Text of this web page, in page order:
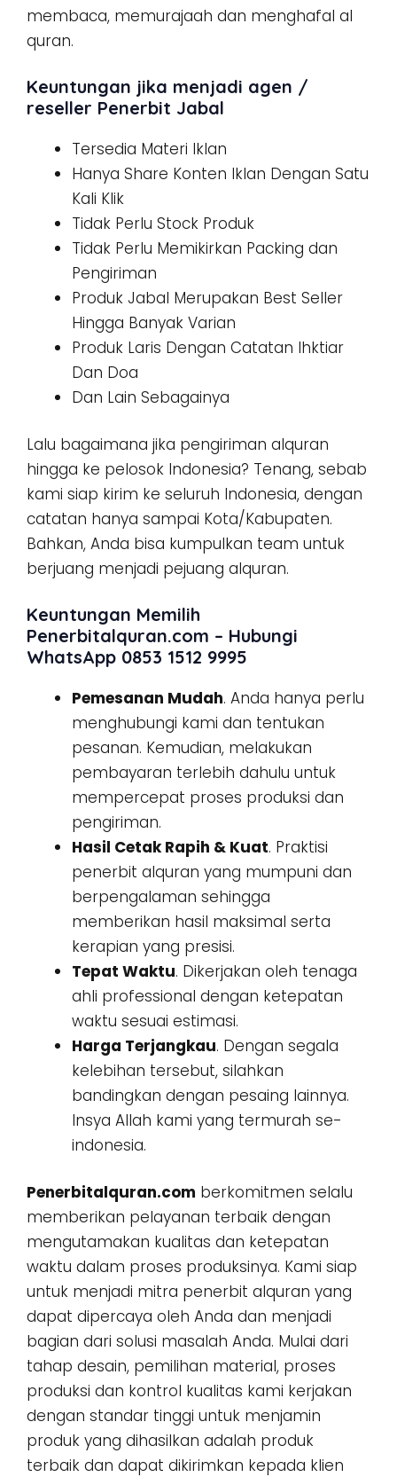
membaca, memurajaah dan menghafal al
quran.
Keuntungan jika menjadi agen /
reseller Penerbit Jabal
Tersedia Materi Iklan
Hanya Share Konten Iklan Dengan Satu
Kali Klik
Tidak Perlu Stock Produk
Tidak Perlu Memikirkan Packing dan
Pengiriman
Produk Jabal Merupakan Best Seller
Hingga Banyak Varian
Produk Laris Dengan Catatan Ihktiar
Dan Doa
Dan Lain Sebagainya
Lalu bagaimana jika pengiriman alquran
hingga ke pelosok Indonesia? Tenang, sebab
kami siap kirim ke seluruh Indonesia, dengan
catatan hanya sampai Kota/Kabupaten.
Bahkan, Anda bisa kumpulkan team untuk
berjuang menjadi pejuang alquran.
Keuntungan Memilih
Penerbitalquran.com – Hubungi
WhatsApp 0853 1512 9995
Pemesanan Mudah. Anda hanya perlu
menghubungi kami dan tentukan
pesanan. Kemudian, melakukan
pembayaran terlebih dahulu untuk
mempercepat proses produksi dan
pengiriman.
Hasil Cetak Rapih & Kuat. Praktisi
penerbit alquran yang mumpuni dan
berpengalaman sehingga
memberikan hasil maksimal serta
kerapian yang presisi.
Tepat Waktu. Dikerjakan oleh tenaga
ahli professional dengan ketepatan
waktu sesuai estimasi.
Harga Terjangkau. Dengan segala
kelebihan tersebut, silahkan
bandingkan dengan pesaing lainnya.
Insya Allah kami yang termurah se-
indonesia.
Penerbitalquran.com berkomitmen selalu
memberikan pelayanan terbaik dengan
mengutamakan kualitas dan ketepatan
waktu dalam proses produksinya. Kami siap
untuk menjadi mitra penerbit alquran yang
dapat dipercaya oleh Anda dan menjadi
bagian dari solusi masalah Anda. Mulai dari
tahap desain, pemilihan material, proses
produksi dan kontrol kualitas kami kerjakan
dengan standar tinggi untuk menjamin
produk yang dihasilkan adalah produk
terbaik dan dapat dikirimkan kepada klien